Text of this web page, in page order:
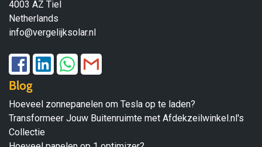
4003 AZ Tiel
Netherlands
info@vergelijksolar.nl
Blog
Hoeveel zonnepanelen om Tesla op te laden?
Transformeer Jouw Buitenruimte met Afdekzeilwinkel.nl's
Collectie